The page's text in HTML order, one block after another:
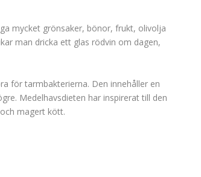
mycket grönsaker, bönor, frukt, olivolja
man dricka ett glas rödvin om dagen,
för tarmbakterierna. Den innehåller en
Medelhavsdieten har inspirerat till den
magert kött.